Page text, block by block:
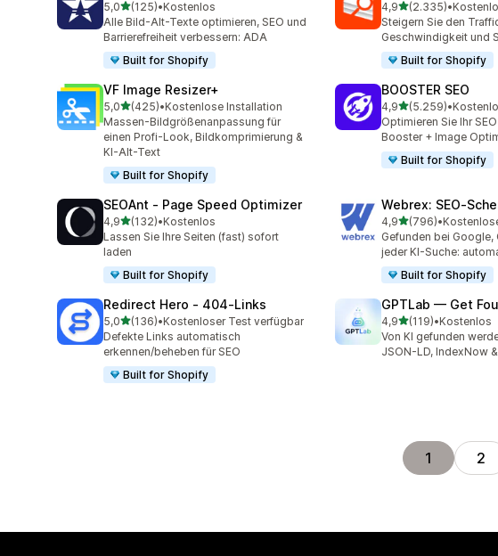
5,0von 5 Sternen
(125)
125 Rezensionen insgesamt
•Kostenlos
Alle Bild-Alt-Texte optimieren, SEO und
Barrierefreiheit verbessern: ADA
Built for Shopify
4,9von 5 Sternen
(2.335)
2335 Rezensionen
•
Steigern Sie den
Geschwindigkeit und
Built for Shopify
VF Image Resizer+
5,0von 5 Sternen
(425)
425 Rezensionen insgesamt
•Kostenlose Installation
Massen-Bildgrößenanpassung für
einen Profi-Look, Bildkomprimierung &
KI-Alt-Text
Built for Shopify
BOOSTER SEO
4,9von 5 Sternen
(5.259)
5259 Rezensionen
•
Optimieren Sie Ihr
Booster + Image
Built for Shopify
SEOAnt ‑ Page Speed Optimizer
4,9von 5 Sternen
(132)
132 Rezensionen insgesamt
•Kostenlos
Lassen Sie Ihre Seiten (fast) sofort
laden
Built for Shopify
Webrex:
4,9von 5 Sternen
(796)
796 Rezensionen
•
Gefunden bei Google,
jeder KI-Suche:
Built for Shopify
Redirect Hero ‑ 404‑Links
5,0von 5 Sternen
(136)
136 Rezensionen insgesamt
•Kostenloser Test verfügbar
Defekte Links automatisch
erkennen/beheben für SEO
Built for Shopify
GPTLab — Get
4,9von 5 Sternen
(119)
119 Rezensionen
•Kostenlos
Von KI gefunden
JSON-LD, IndexNow
1 2